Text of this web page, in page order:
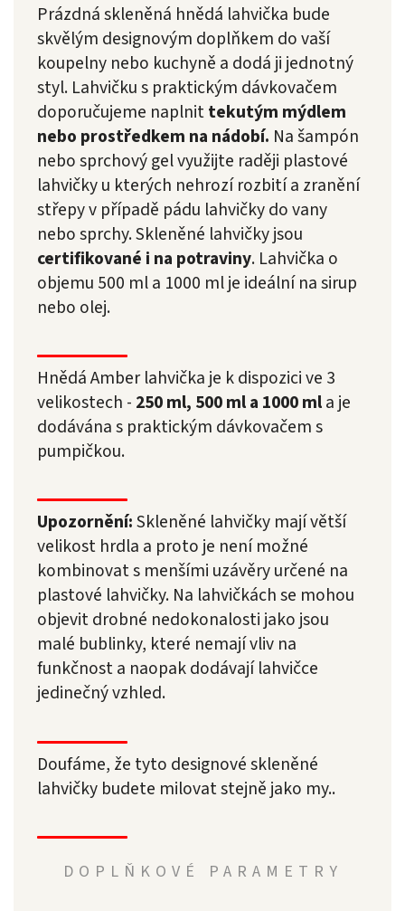
Prázdná skleněná hnědá lahvička bude
skvělým designovým doplňkem do vaší
koupelny nebo kuchyně a dodá ji jednotný
styl. Lahvičku s praktickým dávkovačem
doporučujeme naplnittekutým mýdlem
nebo prostředkem na nádobí. Na šampón
nebo sprchový gel využijte raději plastové
lahvičky u kterých nehrozí rozbití a zranění
střepy v případě pádu lahvičky do vany
nebo sprchy. Skleněné lahvičky jsou
certifikované i na potraviny. Lahvička o
objemu 500 ml a 1000 ml je ideální na sirup
nebo olej.
Hnědá Amber lahvička je k dispozici ve 3
velikostech - 250 ml, 500 ml a 1000 mla je
dodávána s praktickým dávkovačem s
pumpičkou.
Upozornění:Skleněné lahvičky mají větší
velikost hrdla a proto je není možné
kombinovat s menšími uzávěry určené na
plastové lahvičky. Na lahvičkách se mohou
objevit drobné nedokonalosti jako jsou
malé bublinky, které nemají vliv na
funkčnost a naopak dodávají lahvičce
jedinečný vzhled.
Doufáme, že tyto designové skleněné
lahvičky budete milovat stejně jako my..
DOPLŇKOVÉ PARAMETRY